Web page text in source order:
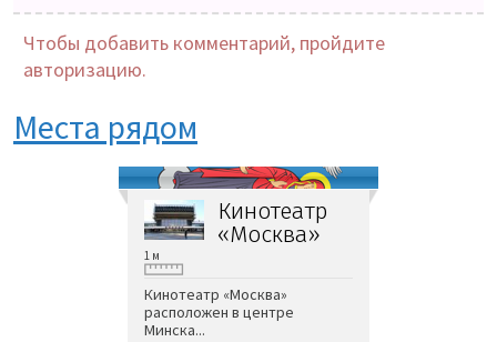
Чтобы добавить комментарий, пройдите
авторизацию.
Места рядом
Кинотеатр
«Москва»
1 м
Кинотеатр «Москва»
расположен в центре
Минска...